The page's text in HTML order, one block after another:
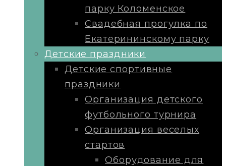
парку Коломенское
Свадебная прогулка по
Екатерининскому парку
Детские праздники
Детские спортивные
праздники
Организация детского
футбольного турнира
Организация веселых
стартов
Оборудование для